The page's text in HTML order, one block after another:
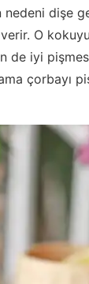
nedeni dişe
O
de iyi
çorbayı